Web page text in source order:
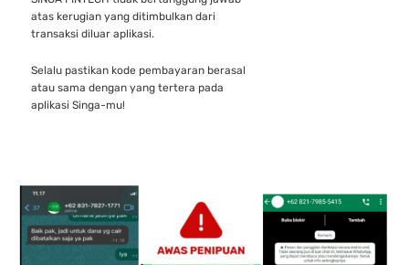
atas kerugian yang ditimbulkan dari
transaksi diluar aplikasi.
Selalu pastikan kode pembayaran berasal
atau sama dengan yang tertera pada
aplikasi Singa-mu!